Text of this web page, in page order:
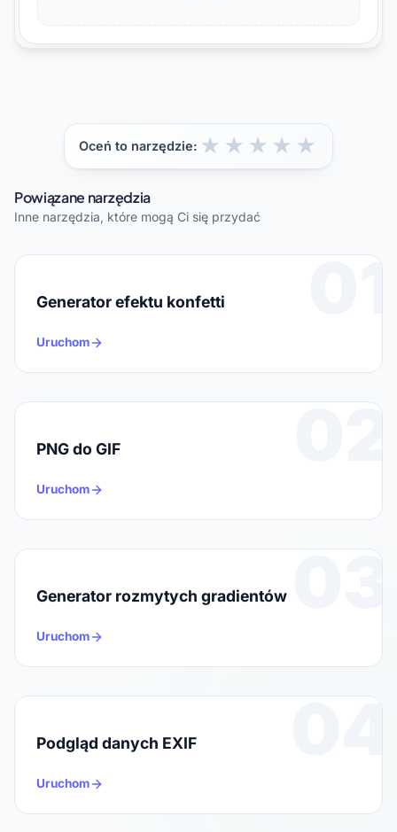
Oceń to narzędzie: ★
★
★
★
★
Powiązane narzędzia
Inne narzędzia, które mogą Ci się przydać
01
Generator efektu konfetti
Uruchom
02
PNG do GIF
Uruchom
03
Generator rozmytych gradientów
Uruchom
04
Podgląd danych EXIF
Uruchom